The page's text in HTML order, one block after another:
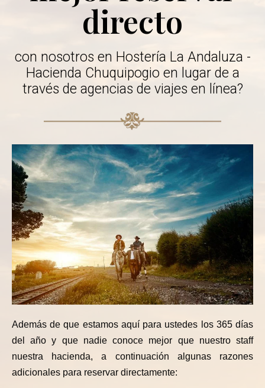
directo
con nosotros en Hostería La Andaluza -
Hacienda Chuquipogio en lugar de a
través de agencias de viajes en línea?
Además de que estamos aquí para ustedes los 365 días
del año y que nadie conoce mejor que nuestro staff
nuestra hacienda, a continuación algunas razones
adicionales para reservar directamente: